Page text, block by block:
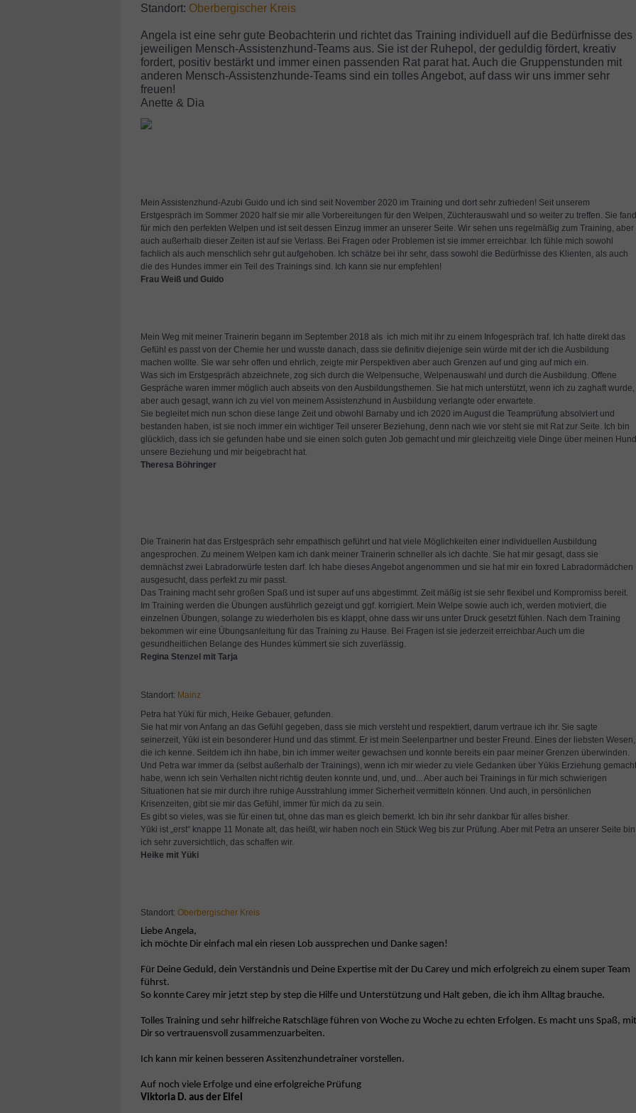
Standort: Oberbergischer Kreis
Angela ist eine sehr gute Beobachterin und richtet das Training individuell auf die Bedürfnisse des
jeweiligen Mensch-Assistenzhund-Teams aus. Sie ist der Ruhepol, der geduldig fördert, kreativ
fordert, positiv bestärkt und immer einen passenden Rat parat hat. Auch die Gruppenstunden mit
anderen Mensch-Assistenzhunde-Teams sind ein tolles Angebot, auf dass wir uns immer sehr
freuen!
Anette & Dia
Mein Assistenzhund-Azubi Guido und ich sind seit November 2020 im Training und dort sehr zufrieden! Seit unserem
Erstgespräch im Sommer 2020 half sie mir alle Vorbereitungen für den Welpen, Züchterauswahl und so weiter zu treffen. Sie fand
für mich den perfekten Welpen und ist seit dessen Einzug immer an unserer Seite. Wir sehen uns regelmäßig zum Training, aber
auch außerhalb dieser Zeiten ist auf sie Verlass. Bei Fragen oder Problemen ist sie immer erreichbar. Ich fühle mich sowohl
fachlich als auch menschlich sehr gut aufgehoben. Ich schätze bei ihr sehr, dass sowohl die Bedürfnisse des Klienten, als auch
die des Hundes immer ein Teil des Trainings sind. Ich kann sie nur empfehlen!
Frau Weiß und Guido
Mein Weg mit meiner Trainerin begann im September 2018 als ich mich mit ihr zu einem Infogespräch traf. Ich hatte direkt das
Gefühl es passt von der Chemie her und wusste danach, dass sie definitiv diejenige sein würde mit der ich die Ausbildung
machen wollte. Sie war sehr offen und ehrlich, zeigte mir Perspektiven aber auch Grenzen auf und ging auf mich ein.
Was sich im Erstgespräch abzeichnete, zog sich durch die Welpensuche, Welpenauswahl und durch die Ausbildung. Offene
Gespräche waren immer möglich auch abseits von den Ausbildungsthemen. Sie hat mich unterstützt, wenn ich zu zaghaft wurde,
aber auch gesagt, wann ich zu viel von meinem Assistenzhund in Ausbildung verlangte oder erwartete.
Sie begleitet mich nun schon diese lange Zeit und obwohl Barnaby und ich 2020 im August die Teamprüfung absolviert und
bestanden haben, ist sie noch immer ein wichtiger Teil unserer Beziehung, denn nach wie vor steht sie mit Rat zur Seite. Ich bin
glücklich, dass ich sie gefunden habe und sie einen solch guten Job gemacht und mir gleichzeitig viele Dinge über meinen
unsere Beziehung und mir beigebracht hat.
Theresa Böhringer
Die Trainerin hat das Erstgespräch sehr empathisch geführt und hat viele Möglichkeiten einer individuellen Ausbildung
angesprochen. Zu meinem Welpen kam ich dank meiner Trainerin schneller als ich dachte. Sie hat mir gesagt, dass sie
demnächst zwei Labradorwürfe testen darf. Ich habe dieses Angebot angenommen und sie hat mir ein foxred Labradormädchen
ausgesucht, dass perfekt zu mir passt.
Das Training macht sehr großen Spaß und ist super auf uns abgestimmt. Zeit mäßig ist sie sehr flexibel und Kompromiss bereit.
Im Training werden die Übungen ausführlich gezeigt und ggf. korrigiert. Mein Welpe sowie auch ich, werden motiviert, die
einzelnen Übungen, solange zu wiederholen bis es klappt, ohne dass wir uns unter Druck gesetzt fühlen. Nach dem Training
bekommen wir eine Übungsanleitung für das Training zu Hause. Bei Fragen ist sie jederzeit erreichbar.Auch um die
gesundheitlichen Belange des Hundes kümmert sie sich zuverlässig.
Regina Stenzel mit Tarja
Standort: Mainz
Petra hat Yūki für mich, Heike Gebauer, gefunden.
Sie hat mir von Anfang an das Gefühl gegeben, dass sie mich versteht und respektiert, darum vertraue ich ihr. Sie sagte
seinerzeit, Yūki ist ein besonderer Hund und das stimmt. Er ist mein Seelenpartner und bester Freund. Eines der liebsten Wesen,
die ich kenne. Seitdem ich ihn habe, bin ich immer weiter gewachsen und konnte bereits ein paar meiner Grenzen überwinden.
Und Petra war immer da (selbst außerhalb der Trainings), wenn ich mir wieder zu viele Gedanken über Yūkis Erziehung gemacht
habe, wenn ich sein Verhalten nicht richtig deuten konnte und, und, und... Aber auch bei Trainings in für mich schwierigen
Situationen hat sie mir durch ihre ruhige Ausstrahlung immer Sicherheit vermitteln können. Und auch, in persönlichen
Krisenzeiten, gibt sie mir das Gefühl, immer für mich da zu sein.
Es gibt so vieles, was sie für einen tut, ohne das man es gleich bemerkt. Ich bin ihr sehr dankbar für alles bisher.
Yūki ist „erst“ knappe 11 Monate alt, das heißt, wir haben noch ein Stück Weg bis zur Prüfung. Aber mit Petra an unserer Seite bin
ich sehr zuversichtlich, das schaffen wir.
Heike mit Yüki
Standort: Oberbergischer Kreis
Liebe Angela,
ich möchte Dir einfach mal ein riesen Lob aussprechen und Danke sagen!
Für Deine Geduld, dein Verständnis und Deine Expertise mit der Du Carey und mich erfolgreich zu einem super Team
führst.
So konnte Carey mir jetzt step by step die Hilfe und Unterstützung und Halt geben, die ich ihm Alltag brauche.
Tolles Training und sehr hilfreiche Ratschläge führen von Woche zu Woche zu echten Erfolgen. Es macht uns Spaß, mit
Dir so vertrauensvoll zusammenzuarbeiten.
Ich kann mir keinen besseren Assitenzhundetrainer vorstellen.
Auf noch viele Erfolge und eine erfolgreiche Prüfung
Viktoria D. aus der Eifel